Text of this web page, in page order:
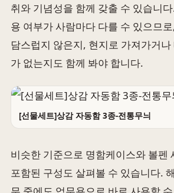
취와 기념성을 함께 갖출 수 있습니
용 여부가 사람마다 다를 수 있으므
담스럽지 않은지, 현지로 가져가거
가 없는지도 함께 봐야 합니다.
[선물세트]상감 자동함 3종-전통무늬
비슷한 기준으로 명함케이스와 볼펜
포함된 구성도 살펴볼 수 있습니다.